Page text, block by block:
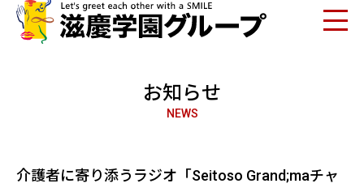
お知らせ
NEWS
介護者に寄り添うラジオ「Seitoso Grand;maチャ